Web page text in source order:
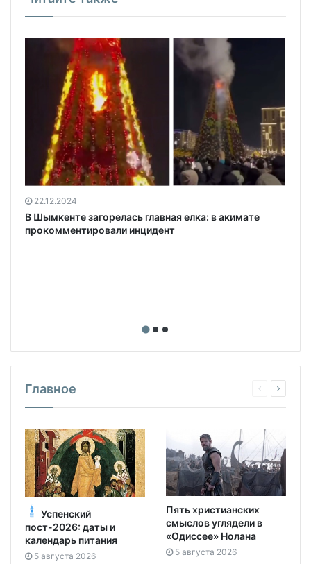
22.12.2024
В Шымкенте загорелась главная елка: в акимате
прокомментировали инцидент
Главное
Успенский
пост-2026: даты и
календарь питания
5 августа 2026
Пять христианских
смыслов углядели в
«Одиссее» Нолана
5 августа 2026